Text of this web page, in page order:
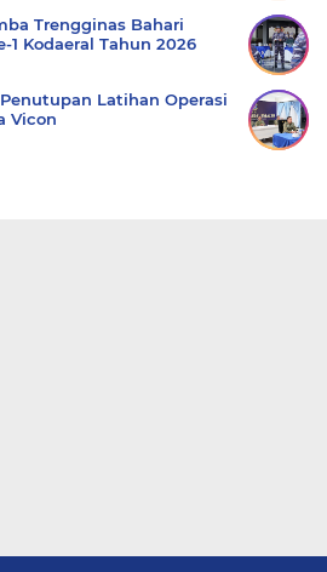
Trengginas Bahari
1 Kodaeral Tahun 2026
Latihan Operasi
Vicon